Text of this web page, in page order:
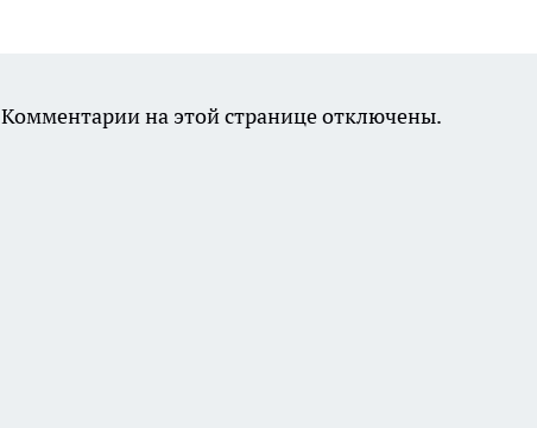
Комментарии на этой странице отключены.